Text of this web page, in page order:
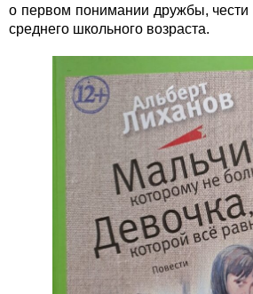
о первом понимании дружбы, чести
среднего школьного возраста.